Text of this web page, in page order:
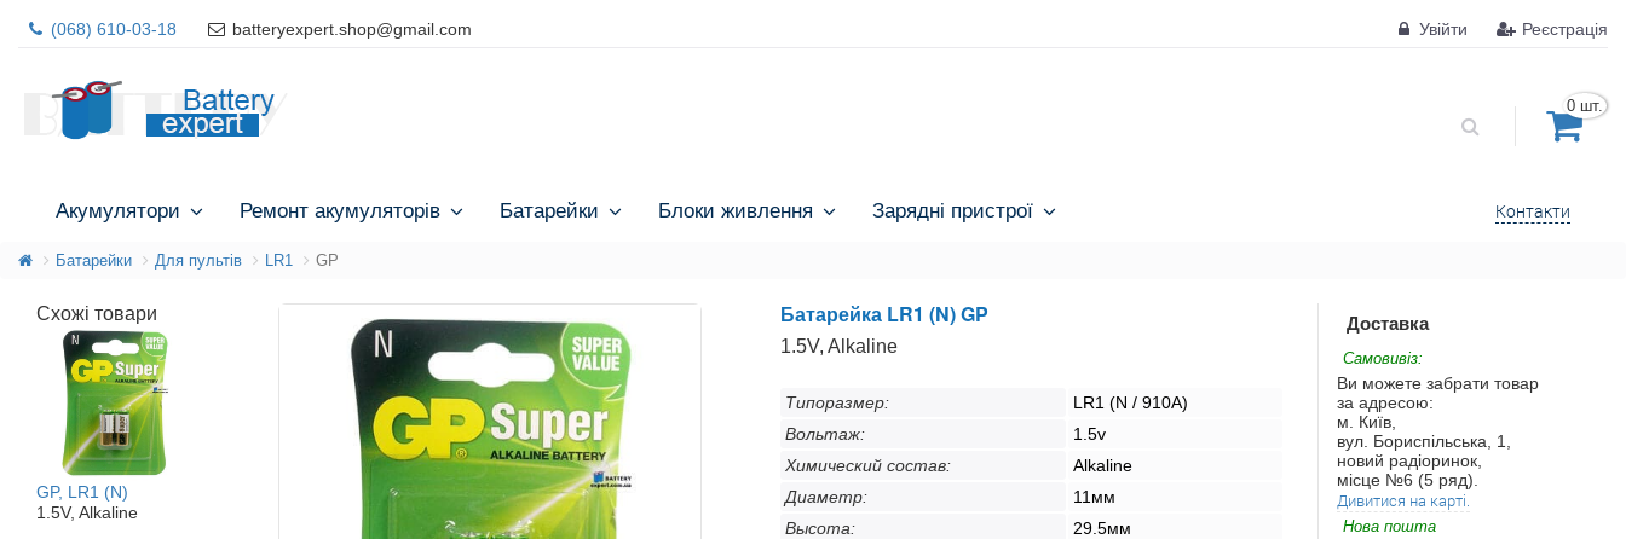
(068) 610-03-18 batteryexpert.shop@gmail.com Увійти Реєстрація
0 шт.
Акумулятори Ремонт акумуляторів Батарейки Блоки живлення Зарядні пристрої Контакти
Батарейки Для пультів LR1 GP
Схожі товари
GP, LR1 (N)
1.5V, Alkaline
Батарейка LR1 (N) GP
1.5V, Alkaline
Типоразмер:
LR1 (N / 910A)
Вольтаж:
1.5v
Химический состав:
Alkaline
Диаметр:
11мм
Высота:
29.5мм
Доставка
Самовивіз:
Ви можете забрати товар
за адресою:
м. Київ,
вул. Бориспільська, 1,
новий радіоринок,
місце №6 (5 ряд).
Дивитися на карті.
Нова пошта